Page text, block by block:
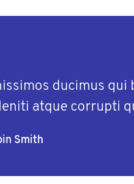
ducimus
atque corrupti
Smith